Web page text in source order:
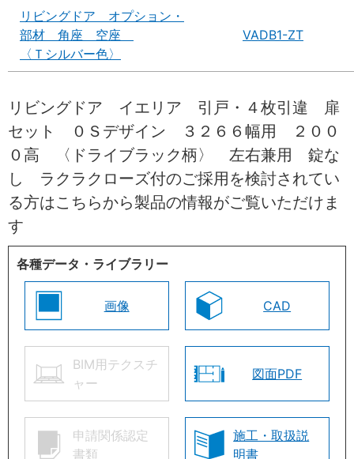
リビングドア オプション・
部材 角座 空座
〈Ｔシルバー色〉
VADB1-ZT
リビングドア イエリア 引戸・４枚引違 扉
セット ０Ｓデザイン ３２６６幅用 ２００
０高 〈ドライブラック柄〉 左右兼用 錠な
し ラクラクローズ付のご採用を検討されてい
る方はこちらから製品の情報がご覧いただけま
す
各種データ・ライブラリー
画像 CAD
BIM用テクスチ
ャー
図面PDF
申請関係認定
書類
施工・取扱説
明書